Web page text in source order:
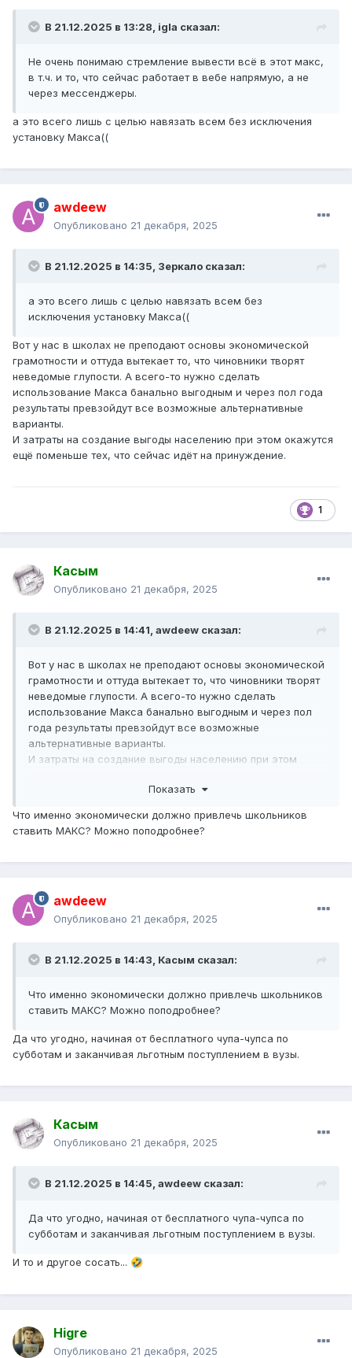
В 21.12.2025 в 13:28, igla сказал:
Не очень понимаю стремление вывести всё в этот макс,
в т.ч. и то, что сейчас работает в вебе напрямую, а не
через мессенджеры.
а это всего лишь с целью навязать всем без исключения
установку Макса((
awdeew
Опубликовано 21 декабря, 2025
В 21.12.2025 в 14:35, Зеркало сказал:
а это всего лишь с целью навязать всем без
исключения установку Макса((
Вот у нас в школах не преподают основы экономической
грамотности и оттуда вытекает то, что чиновники творят
неведомые глупости. А всего-то нужно сделать
использование Макса банально выгодным и через пол года
результаты превзойдут все возможные альтернативные
варианты.
И затраты на создание выгоды населению при этом окажутся
ещё поменьше тех, что сейчас идёт на принуждение.
1
Касым
Опубликовано 21 декабря, 2025
В 21.12.2025 в 14:41, awdeew сказал:
Вот у нас в школах не преподают основы экономической
грамотности и оттуда вытекает то, что чиновники творят
неведомые глупости. А всего-то нужно сделать
использование Макса банально выгодным и через пол
года результаты превзойдут все возможные
альтернативные варианты.
И затраты на создание выгоды населению при этом
Показать
Что именно экономически должно привлечь школьников
ставить МАКС? Можно поподробнее?
awdeew
Опубликовано 21 декабря, 2025
В 21.12.2025 в 14:43, Касым сказал:
Что именно экономически должно привлечь школьников
ставить МАКС? Можно поподробнее?
Да что угодно, начиная от бесплатного чупа-чупса по
субботам и заканчивая льготным поступлением в вузы.
Касым
Опубликовано 21 декабря, 2025
В 21.12.2025 в 14:45, awdeew сказал:
Да что угодно, начиная от бесплатного чупа-чупса по
субботам и заканчивая льготным поступлением в вузы.
И то и другое сосать... 🤣
Higre
Опубликовано 21 декабря, 2025